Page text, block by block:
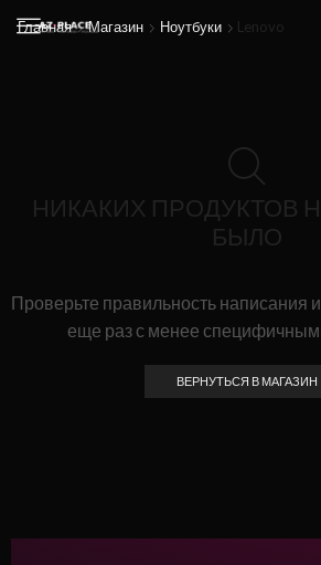
Главная Магазин Ноутбуки Lenovo
НИКАКИХ ПРОДУКТОВ
БЫЛО
Проверьте правильность написания
еще раз с менее
ВЕРНУТЬСЯ В МАГАЗИН